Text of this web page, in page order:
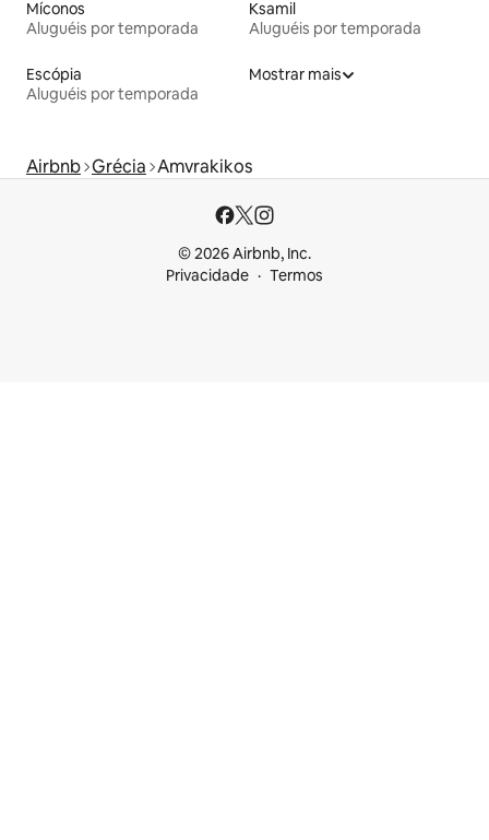
Míconos
Aluguéis por temporada
Ksamil
Aluguéis por temporada
Escópia
Aluguéis por temporada
Mostrar mais
Airbnb Grécia Amvrakikos
© 2026 Airbnb, Inc.
Privacidade
Termos